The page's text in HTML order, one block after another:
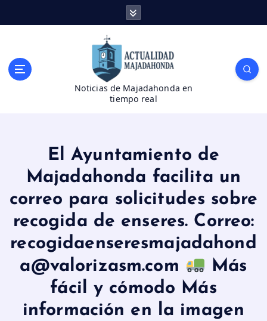
Noticias de Majadahonda en
tiempo real
El Ayuntamiento de
Majadahonda facilita un
correo para solicitudes sobre
recogida de enseres. Correo:
recogidaenseresmajadahond
a@valorizasm.com
Más
fácil y cómodo Más
información en la imagen